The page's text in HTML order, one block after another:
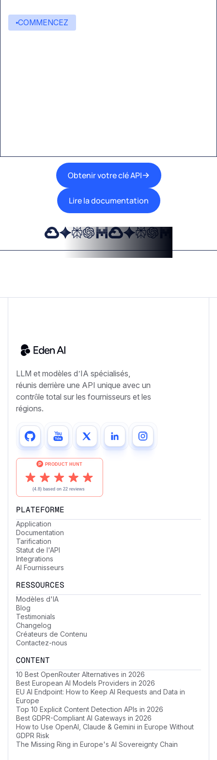
COMMENCEZ
Obtenir votre clé API
Lire la documentation
LLM et modèles d’IA spécialisés,
réunis derrière une API unique avec un
contrôle total sur les fournisseurs et les
régions.
PLATEFORME
Application
Documentation
Tarification
Statut de l'API
Integrations
AI Fournisseurs
RESSOURCES
Modèles d'IA
Blog
Testimonials
Changelog
Créateurs de Contenu
Contactez-nous
CONTENT
10 Best OpenRouter Alternatives in 2026
Best European AI Models Providers in 2026
EU AI Endpoint: How to Keep AI Requests and Data in
Europe
Top 10 Explicit Content Detection APIs in 2026
Best GDPR-Compliant AI Gateways in 2026
How to Use OpenAI, Claude & Gemini in Europe Without
GDPR Risk
The Missing Ring in Europe's AI Sovereignty Chain